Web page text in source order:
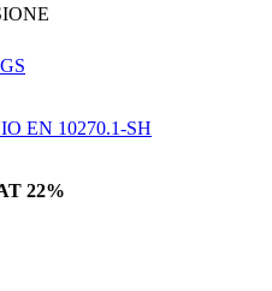
EN 10270.1-SH
22%